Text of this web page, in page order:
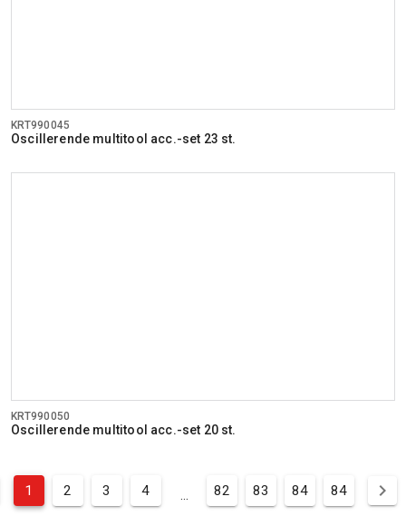
KRT990045
Oscillerende multitool acc.-set 23 st.
KRT990050
Oscillerende multitool acc.-set 20 st.
1 2 3 4 ... 82 83 84 84